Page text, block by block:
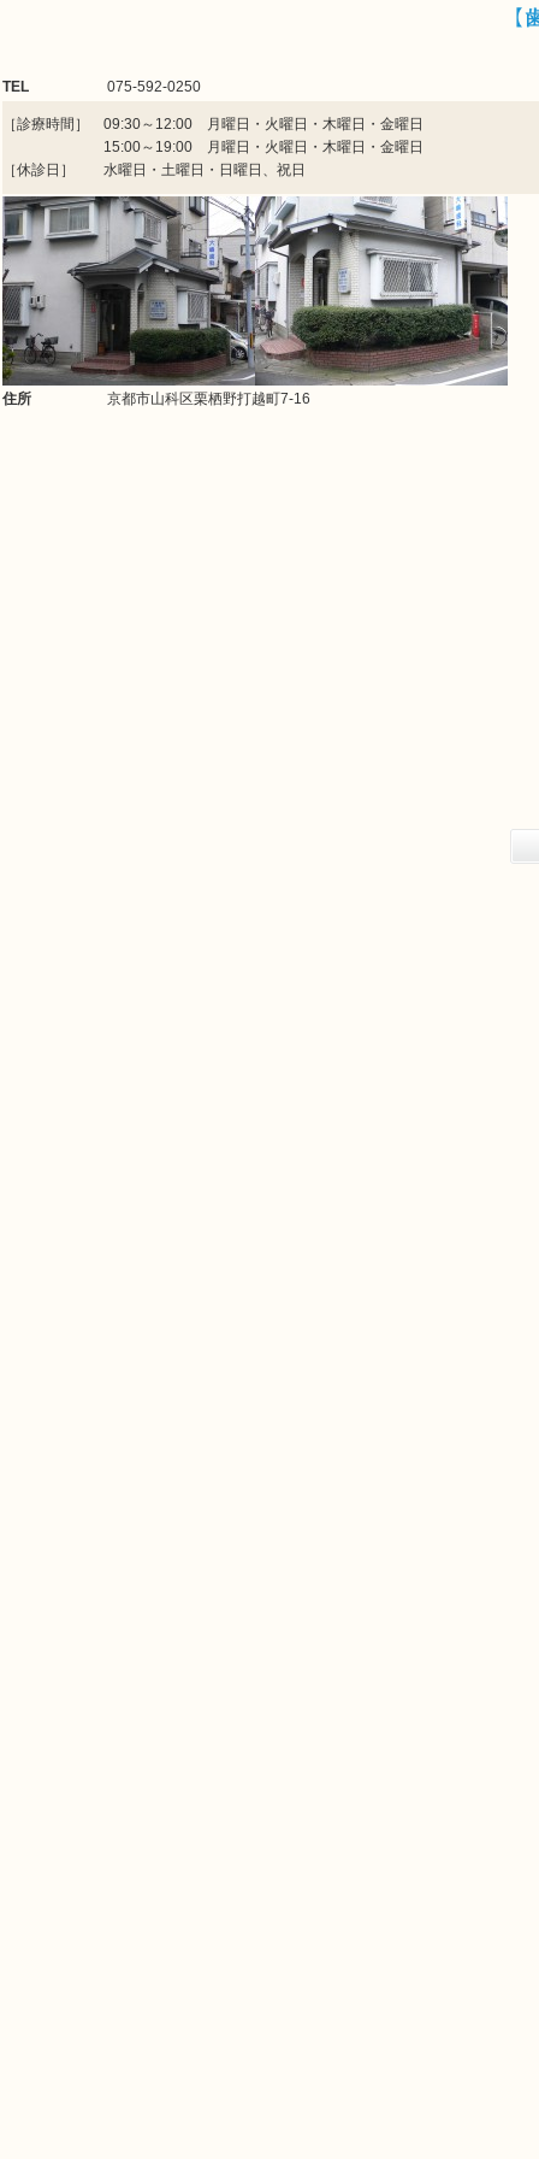
【
TEL 075-592-0250
［診療時間］ 09:30～12:00 月曜日・火曜日・木曜日・金曜日
15:00～19:00 月曜日・火曜日・木曜日・金曜日
［休診日］ 水曜日・土曜日・日曜日、祝日
住所 京都市山科区栗栖野打越町7-16